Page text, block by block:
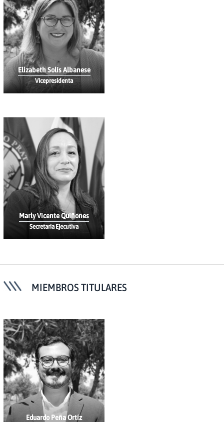
Elizabeth Solís Albanese
Vicepresidenta
Marly Vicente Quiñones
Secretaria Ejecutiva
MIEMBROS TITULARES
Eduardo Peña Ortíz